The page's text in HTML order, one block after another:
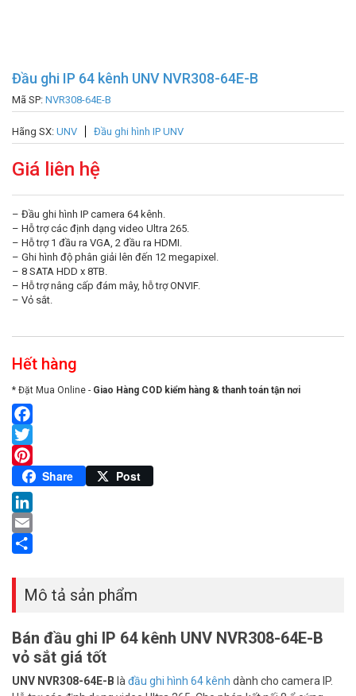
Đầu ghi IP 64 kênh UNV NVR308-64E-B
Mã SP: NVR308-64E-B
Hãng SX: UNV Đầu ghi hình IP UNV
Giá liên hệ
– Đầu ghi hình IP camera 64 kênh.
– Hỗ trợ các định dạng video Ultra 265.
– Hỗ trợ 1 đầu ra VGA, 2 đầu ra HDMI.
– Ghi hình độ phân giải lên đến 12 megapixel.
– 8 SATA HDD x 8TB.
– Hỗ trợ nâng cấp đám mây, hỗ trợ ONVIF.
– Vỏ sắt.
Hết hàng
* Đặt Mua Online - Giao Hàng COD kiểm hàng & thanh toán tận nơi
Facebook
Twitter
Pinterest
Share Post
LinkedIn
Email
Mô tả sản phẩm
Bán đầu ghi IP 64 kênh UNV NVR308-64E-B
vỏ sắt giá tốt
UNV NVR308-64E-B là đầu ghi hình 64 kênh dành cho camera IP.